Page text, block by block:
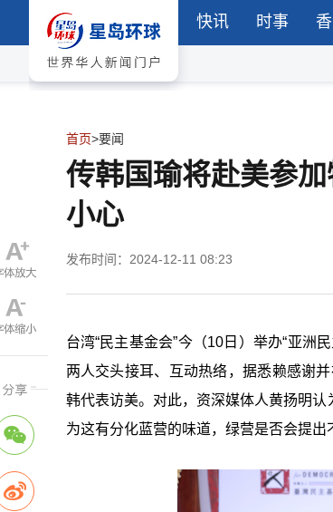
快讯 时事
首页>要闻
传韩国瑜将赴美参
小心
发布时间：2024-12-11 08:23
台湾“民主基金会”今（10日）举办“亚洲
两人交头接耳、互动热络，据悉赖感谢
韩代表访美。对此，资深媒体人黄扬明
为这有分化蓝营的味道，绿营是否会提出